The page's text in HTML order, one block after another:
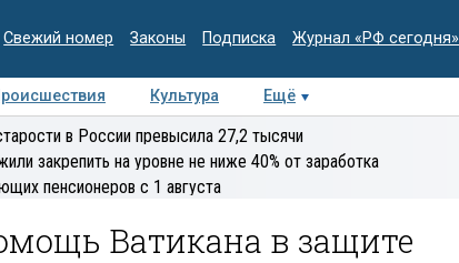
Свежий номер Законы Подписка Журнал «РФ сегодня»
Культура Ещё
Интервью Колумнисты
экспертиза
в России превысила 27,2 тысячи
закрепить на уровне не ниже 40% от заработка
пенсионеров с 1 августа
Ватикана в защите